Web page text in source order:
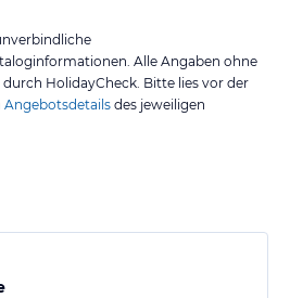
Alle Angaben ohne
HolidayCheck. Bitte lies vor der
Angebotsdetails des jeweiligen